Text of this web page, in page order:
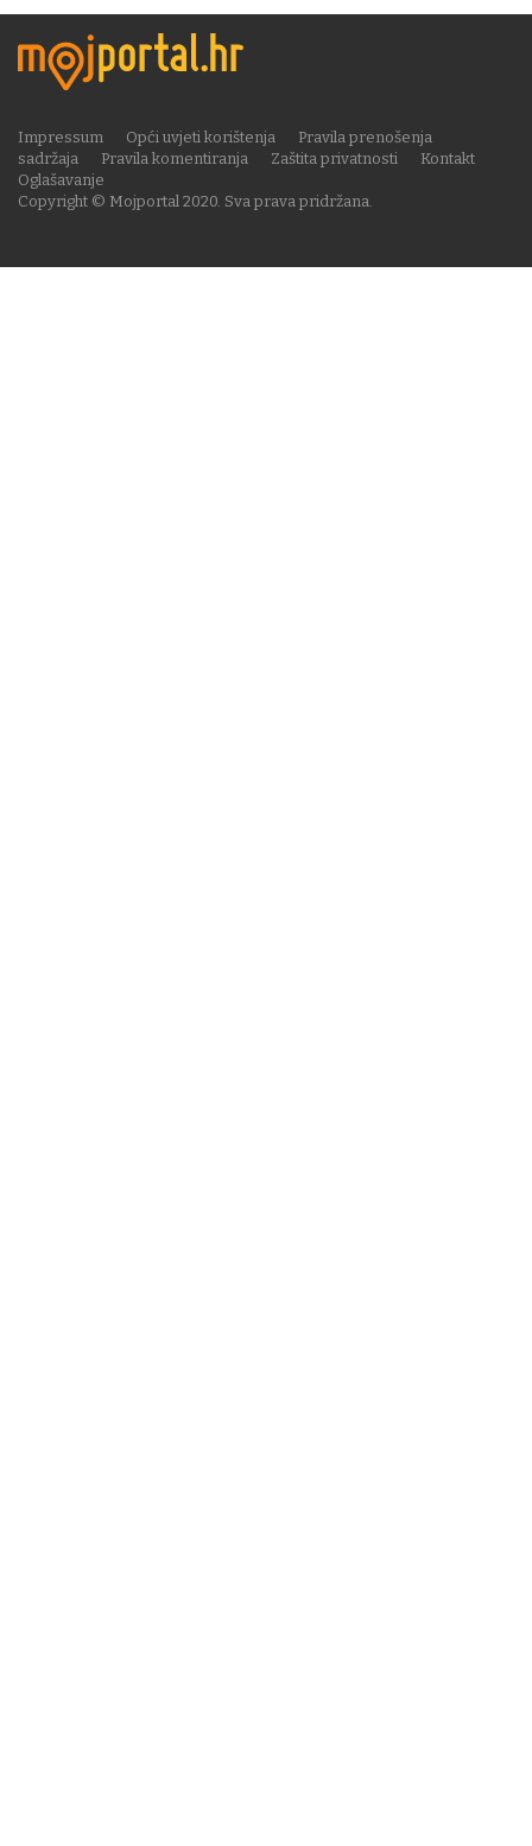
Copyright © Mojportal 2020. Sva prava pridržana.
Impressum Opći uvjeti korištenja
Pravila prenošenja
sadržaja
Pravila komentiranja Zaštita privatnosti
Kontakt
Oglašavanje